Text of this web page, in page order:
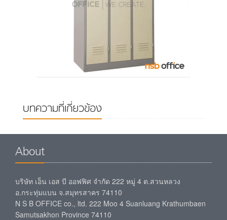
บทความที่เกี่ยวข้อง
About
บริษัท เอ็น เอส บี ออฟฟิศ จำกัด 222 หมู่ 4 ต.สวนหลวง
อ.กระทุ่มแบน จ.สมุทรสาคร 74110
N S B OFFICE co., ltd. 222 Moo 4 Suanluang Krathumbaen
Samutsakhon Province 74110